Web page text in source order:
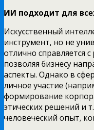
ИИ подходит для
Искусственный
инструмент, но не
отлично справляется
позволяя бизнесу
аспекты. Однако в
личное участие
формирование
этических решений и
человеческий опыт,